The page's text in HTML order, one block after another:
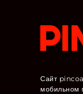
Сайт
мобильном